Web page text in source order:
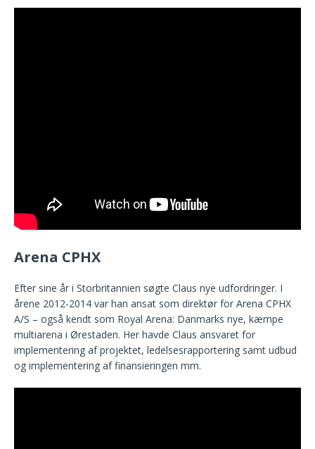
Arena CPHX
Efter sine år i Storbritannien søgte Claus nye udfordringer. I
årene 2012-2014 var han ansat som direktør for Arena CPHX
A/S – også kendt som Royal Arena: Danmarks nye, kæmpe
multiarena i Ørestaden. Her havde Claus ansvaret for
implementering af projektet, ledelsesrapportering samt udbud
og implementering af finansieringen mm.